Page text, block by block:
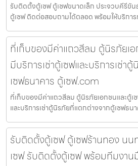
รับติดตั้งตู้เซฟ ตู้เซฟขนาดเล็ก ประจวบคีรีขั
ตู้เซฟ ติดต่อสอบถามได้ตลอด พร้อมให้บริกา
ที่เก็บของมีค่าแถวสีลม ตู้นิรภัยเ
มีบริการเช่าตู้เซฟและบริการเช่า
เซฟธนาคาร ตู้เซฟ.com
ที่เก็บของมีค่าแถวสีลม ตู้นิรภัยเอกชนและตู้เ
และบริการเช่าตู้นิรภัยที่แตกต่างจากตู้เซฟธน
รับติดตั้งตู้เซฟ ตู้เซฟร้านทอง น
เซฟ รับติดตั้งตู้เซฟ พร้อมทีมงาน